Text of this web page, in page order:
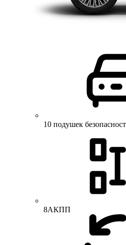
10 подушек
8АКПП